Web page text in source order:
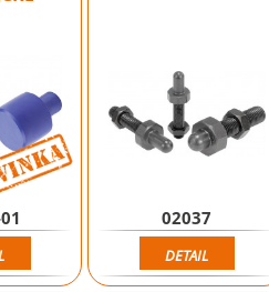
Novinka
02037
DETAIL